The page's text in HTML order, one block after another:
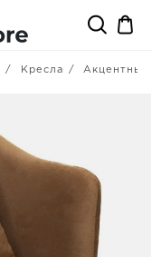
Кресла Акцентные